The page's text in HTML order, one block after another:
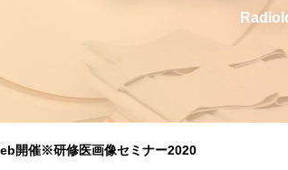
開催※研修医画像セミナー2020